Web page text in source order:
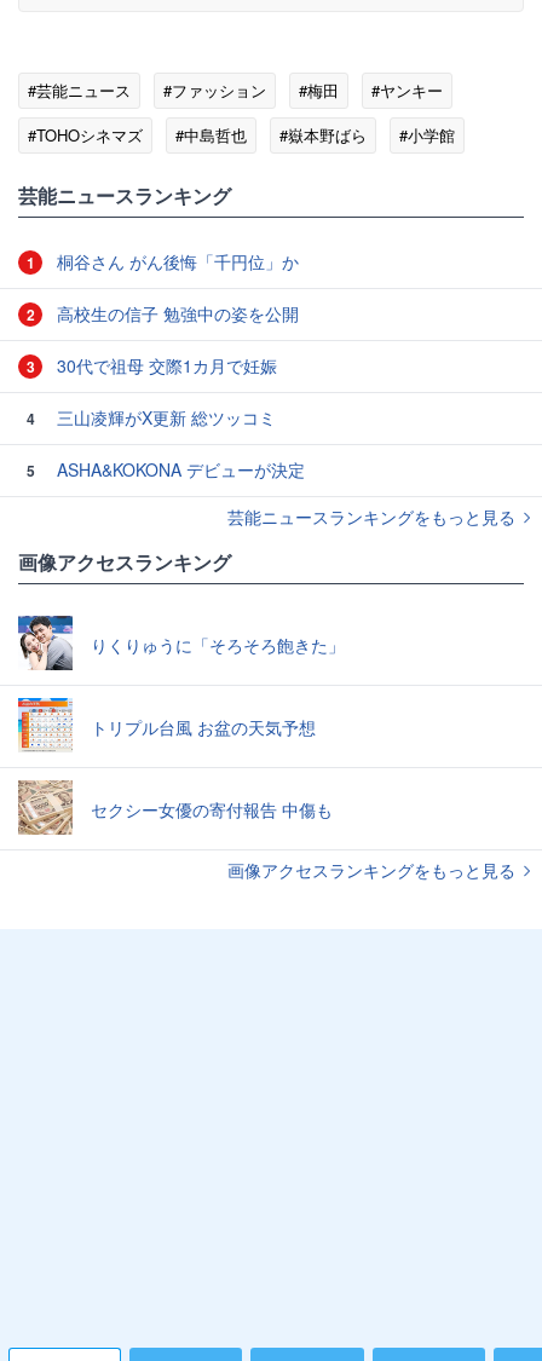
#芸能ニュース #ファッション #梅田
#ヤンキー
#TOHOシネマズ
#中島哲也 #嶽本野ばら #小学館
芸能ニュースランキング
1 桐谷さん がん後悔「千円位」か
2 高校生の信子 勉強中の姿を公開
3 30代で祖母 交際1カ月で妊娠
4 三山凌輝がX更新 総ツッコミ
5
ASHA&KOKONA デビューが決定
芸能ニュースランキングをもっと見る
画像アクセスランキング
りくりゅうに「そろそろ飽きた」
トリプル台風 お盆の天気予想
セクシー女優の寄付報告 中傷も
画像アクセスランキングをもっと見る